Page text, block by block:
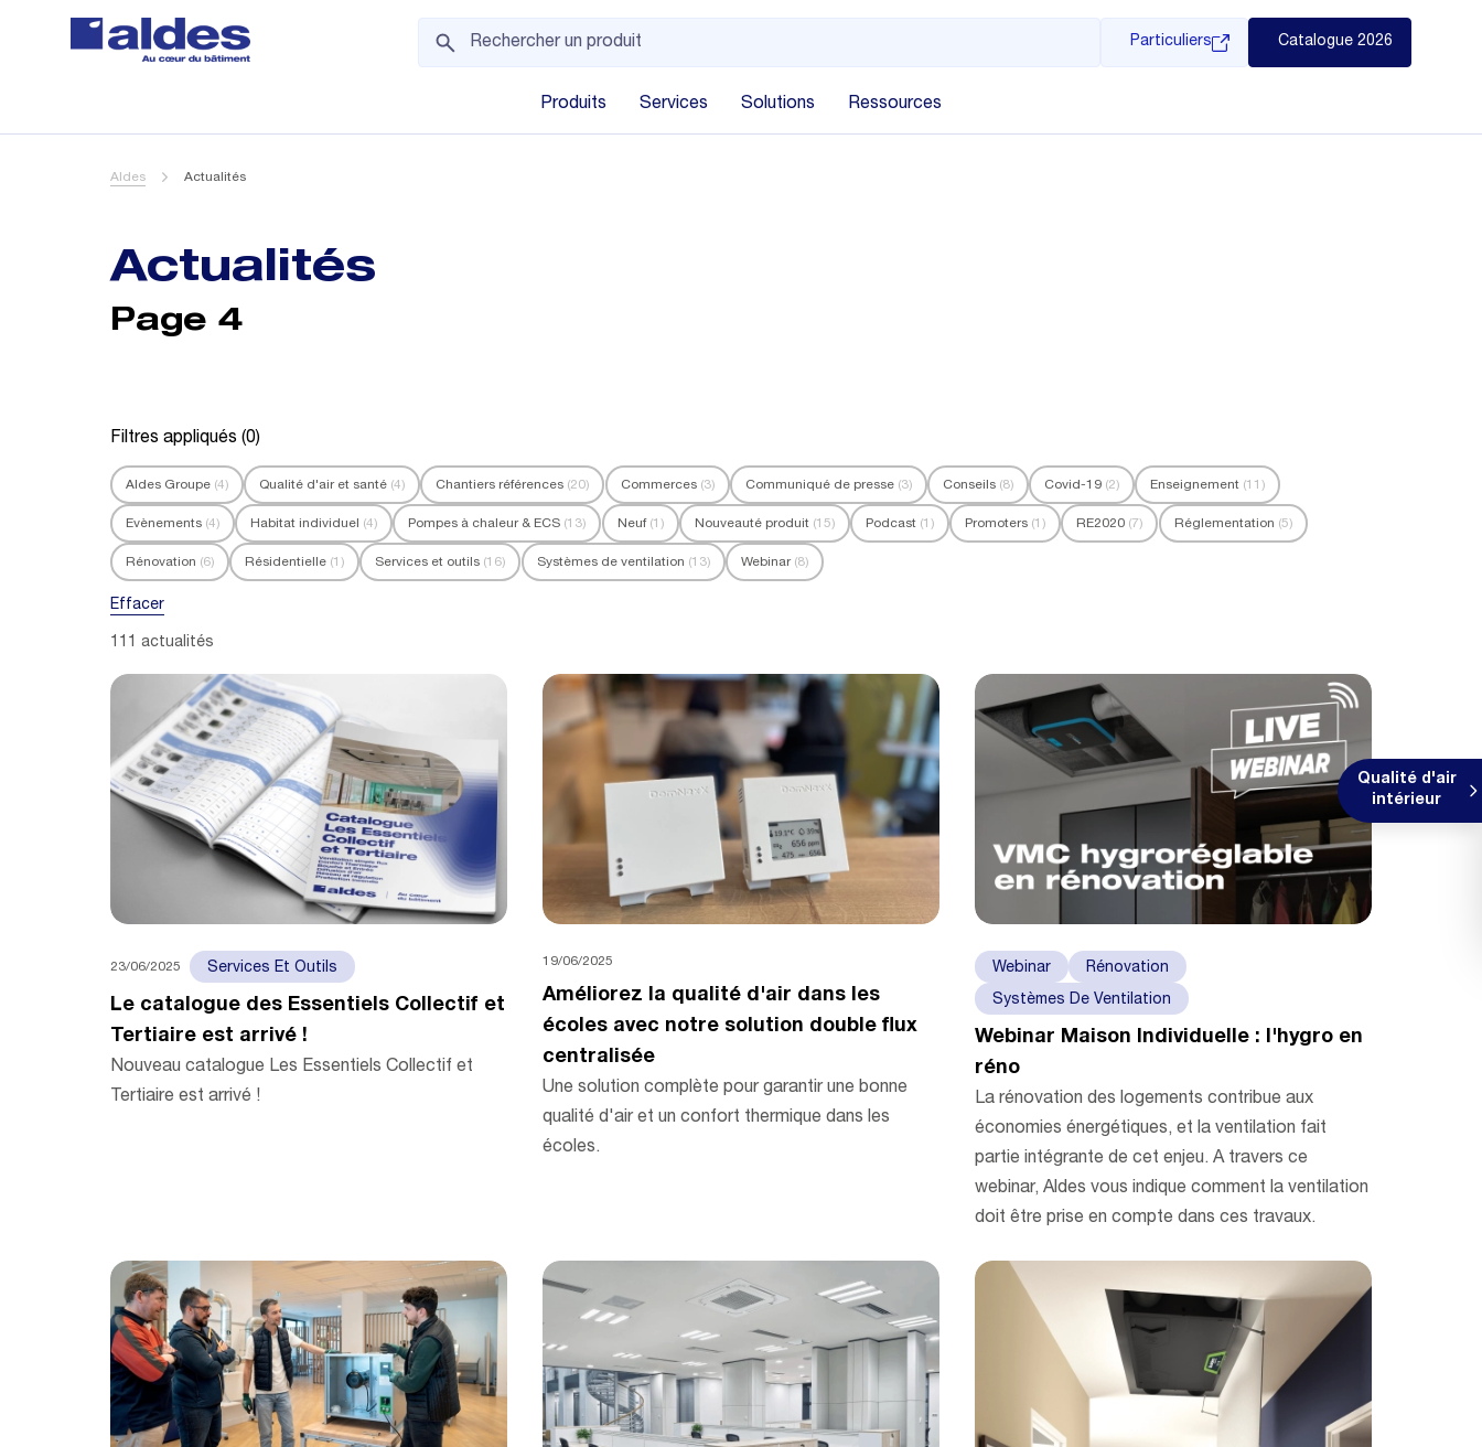
Particuliers Catalogue 2026
Produits Services Solutions Ressources
Aldes Actualités
Qualité d'air
intérieur
Actualités
Page 4
Filtres appliqués (0)
Aldes Groupe (4) Qualité d'air et santé (4) Chantiers références (20) Commerces (3) Communiqué de presse (3) Conseils (8) Covid-19 (2) Enseignement (11)
Evènements (4) Habitat individuel (4) Pompes à chaleur & ECS (13) Neuf (1) Nouveauté produit (15) Podcast (1) Promoters (1) RE2020 (7) Réglementation (5)
Rénovation (6) Résidentielle (1) Services et outils (16) Systèmes de ventilation (13) Webinar (8)
Effacer
111 actualités
23/06/2025 Services Et Outils
Le catalogue des Essentiels Collectif et
Tertiaire est arrivé !
Nouveau catalogue Les Essentiels Collectif et
Tertiaire est arrivé !
19/06/2025
Améliorez la qualité d'air dans les
écoles avec notre solution double flux
centralisée
Une solution complète pour garantir une bonne
qualité d'air et un confort thermique dans les
écoles.
Webinar Rénovation
Systèmes De Ventilation
Webinar Maison Individuelle : l'hygro en
réno
La rénovation des logements contribue aux
économies énergétiques, et la ventilation fait
partie intégrante de cet enjeu. A travers ce
webinar, Aldes vous indique comment la ventilation
doit être prise en compte dans ces travaux.